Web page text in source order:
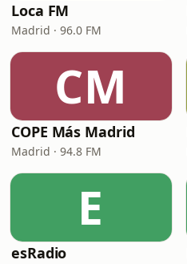
Loca FM
Madrid · 96.0 FM
CM
COPE Más Madrid
Madrid · 94.8 FM
E
esRadio